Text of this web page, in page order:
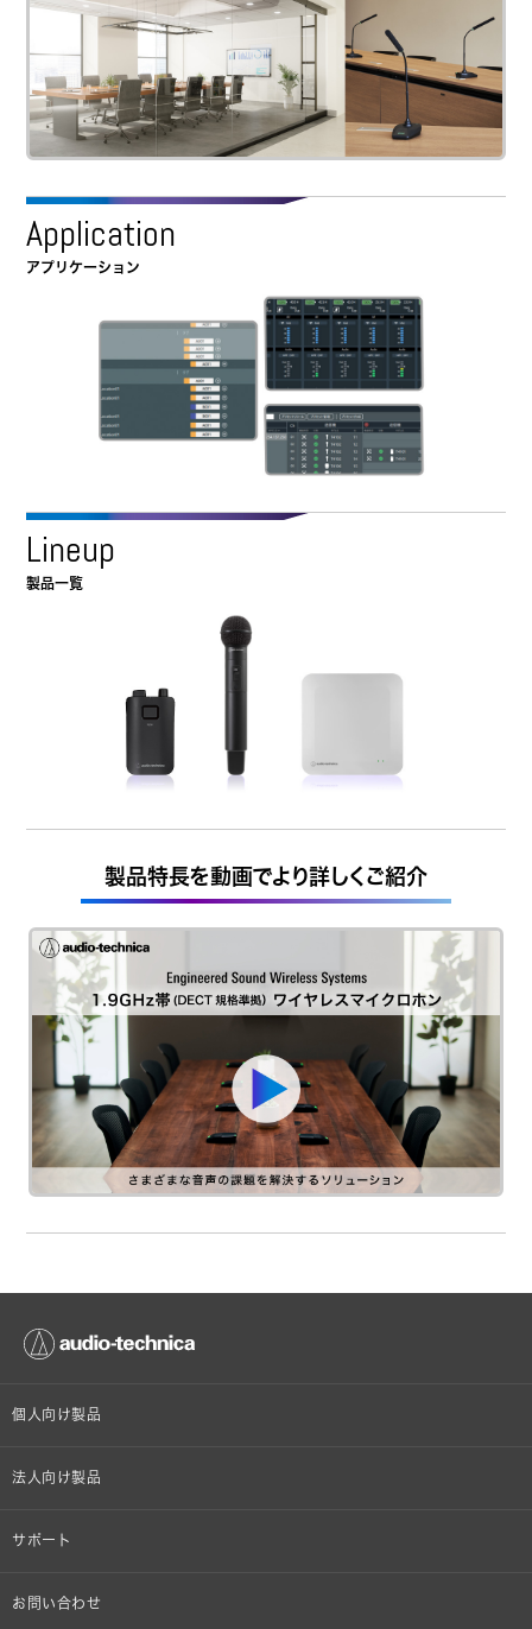
Application
アプリケーション
Lineup
製品一覧
製品特長を動画でより詳しくご紹介
個人向け製品
オンラインストア限定
法人向け製品
設備音響機器
サポート
個人向け製品サポート
お問い合わせ